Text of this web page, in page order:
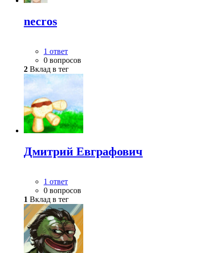
necros
1 ответ
0 вопросов
2 Вклад в тег
Дмитрий Евграфович
1 ответ
0 вопросов
1 Вклад в тег